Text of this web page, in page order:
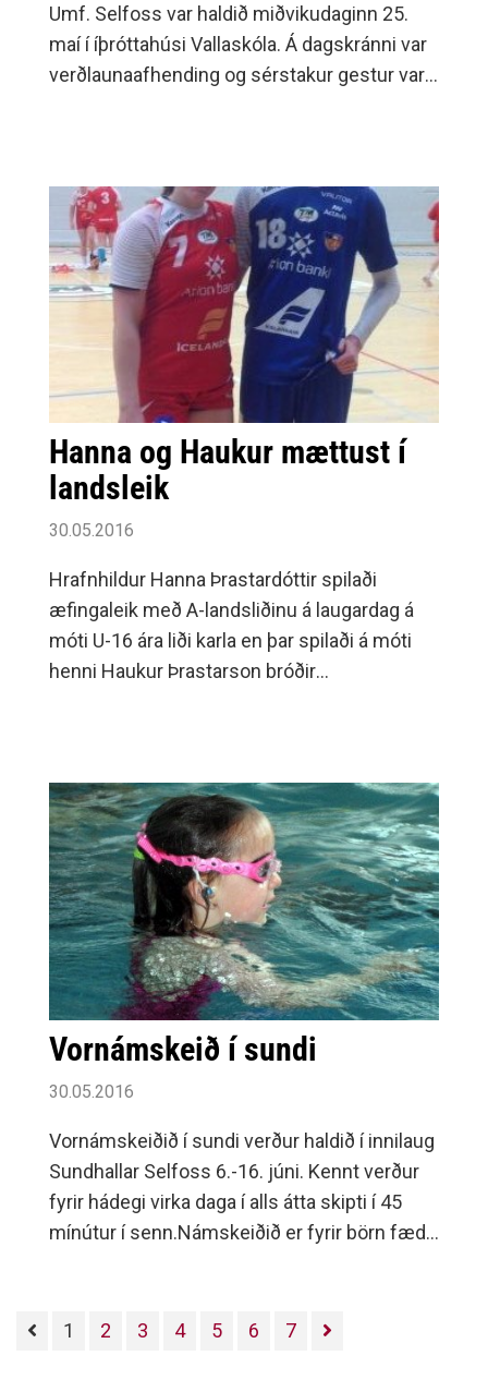
Umf. Selfoss var haldið miðvikudaginn 25.
maí í íþróttahúsi Vallaskóla. Á dagskránni var
verðlaunaafhending og sérstakur gestur var
dáða í skemmtilegu innleggi.Allir iðkendur í
6.-8.
Hanna og Haukur mættust í
landsleik
30.05.2016
Hrafnhildur Hanna Þrastardóttir spilaði
æfingaleik með A-landsliðinu á laugardag á
móti U-16 ára liði karla en þar spilaði á móti
henni Haukur Þrastarson bróðir
Vornámskeið í sundi
30.05.2016
Vornámskeiðið í sundi verður haldið í innilaug
Sundhallar Selfoss 6.-16. júni. Kennt verður
fyrir hádegi virka daga í alls átta skipti í 45
mínútur í senn.Námskeiðið er fyrir börn fædd
1
2 3 4 5 6 7